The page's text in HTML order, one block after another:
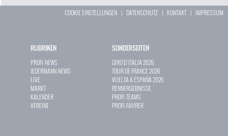
COOKIE EINSTELLUNGEN | DATENSCHUTZ | KONTAKT| IMPRESSUM
RUBRIKEN
PROFI-NEWS
JEDERMANN-NEWS
LIVE
MARKT
KALENDER
VEREINE
SONDERSEITEN
GIRO D`ITALIA 2026
TOUR DE FRANCE 2026
VUELTA A ESPAÑA 2026
RENNERGEBNISSE
PROFI-TEAMS
PROFI-FAHRER